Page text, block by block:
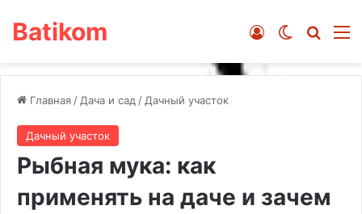
Batikom Switch skin
Войти
Главная / Дача и сад / Дачный участок
Дачный участок
Рыбная мука: как
применять на даче и зачем